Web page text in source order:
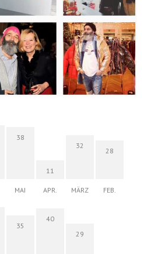
38
MAI
11
APR.
32
MÄRZ
28
FEB.
35
40
29